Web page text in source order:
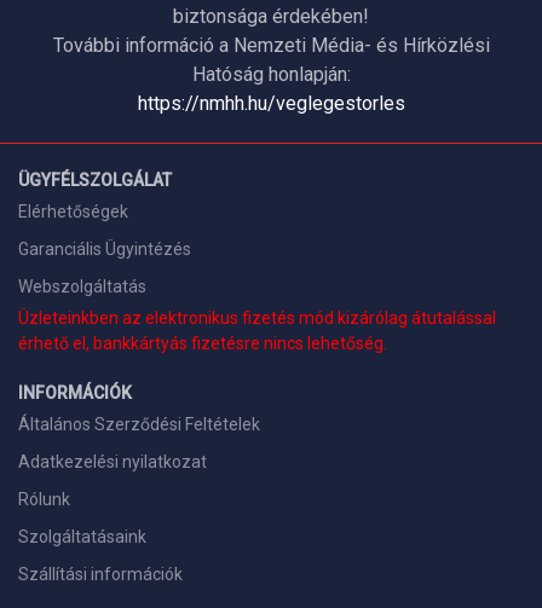
biztonsága érdekében!
További információ a Nemzeti Média- és Hírközlési
Hatóság honlapján:
https://nmhh.hu/veglegestorles
ÜGYFÉLSZOLGÁLAT
Elérhetőségek
Garanciális Ügyintézés
Webszolgáltatás
Üzleteinkben az elektronikus fizetés mód kizárólag átutalással
érhető el, bankkártyás fizetésre nincs lehetőség.
INFORMÁCIÓK
Általános Szerződési Feltételek
Adatkezelési nyilatkozat
Rólunk
Szolgáltatásaink
Szállítási információk